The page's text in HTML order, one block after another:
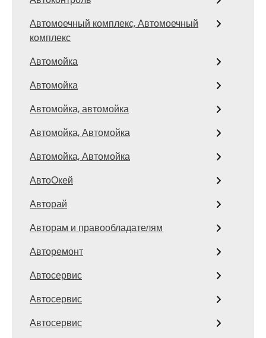
Автомоечный комплекс, Автомоечный
комплекс
Автомойка
Автомойка
Автомойка, автомойка
Автомойка, Автомойка
Автомойка, Автомойка
АвтоОкей
Авторай
Авторам и правообладателям
Авторемонт
Автосервис
Автосервис
Автосервис